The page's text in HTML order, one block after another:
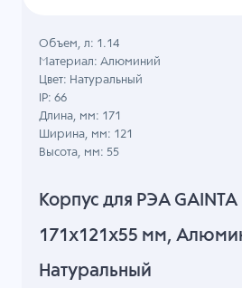
Корпус для РЭА GAINTA
171x121x55 мм,
Натуральный
Объем, л: 1.14
Материал: Алюминий
Цвет: Натуральный
IP: 66
Длина, мм: 171
Ширина, мм: 121
Высота, мм: 55